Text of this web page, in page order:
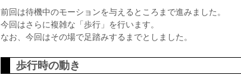
前回は待機中のモーションを与えるところまで進みました。
今回はさらに複雑な「歩行」を行います。
なお、今回はその場で足踏みするまでとしました。
歩行時の動き